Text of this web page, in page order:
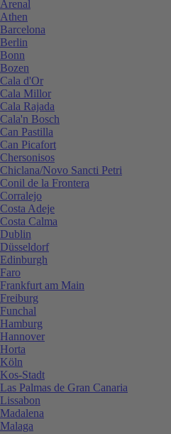
Arenal
Athen
Barcelona
Berlin
Bonn
Bozen
Cala d'Or
Cala Millor
Cala Rajada
Cala'n Bosch
Can Pastilla
Can Picafort
Chersonisos
Chiclana/Novo Sancti Petri
Conil de la Frontera
Corralejo
Costa Adeje
Costa Calma
Dublin
Düsseldorf
Edinburgh
Faro
Frankfurt am Main
Freiburg
Funchal
Hamburg
Hannover
Horta
Köln
Kos-Stadt
Las Palmas de Gran Canaria
Lissabon
Madalena
Malaga